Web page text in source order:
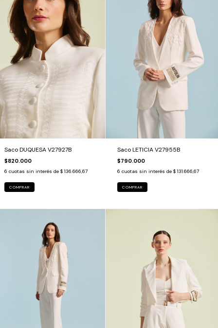
Saco DUQUESA V27927B
$820.000
6 cuotas sin interés de $ 136.666,67
COMPRAR
Saco LETICIA V27955B
$790.000
6 cuotas sin interés de $ 131.666,67
COMPRAR